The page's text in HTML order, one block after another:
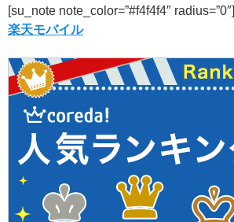
[su_note note_color=”#f4f4f4″ radius=”0″]
楽天モバイル